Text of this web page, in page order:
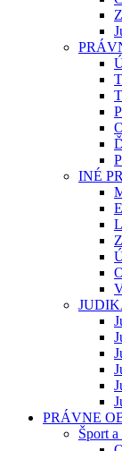
INÉ
PRÁVNE
Šport